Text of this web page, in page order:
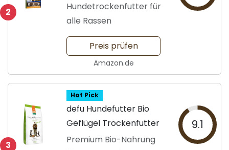
2
Hundetrockenfutter für
alle Rassen
Preis prüfen
Amazon.de
3
Hot Pick
defu Hundefutter Bio
Geflügel Trockenfutter
Premium Bio-Nahrung
9.1